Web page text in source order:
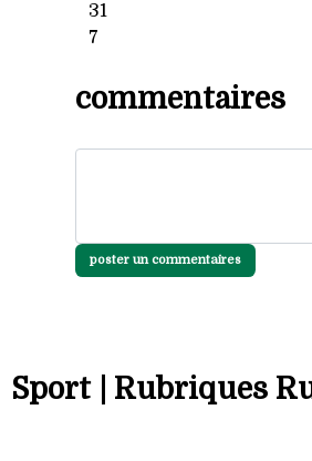
31
7
commentaires
poster un commentaires
Sport | Rubriques